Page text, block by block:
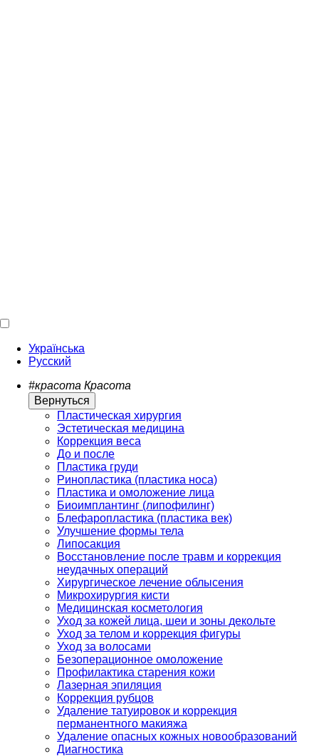
Українська
Русский
#красота Красота
Вернуться
Пластическая хирургия
Эстетическая медицина
Коррекция веса
До и после
Пластика груди
Ринопластика (пластика носа)
Пластика и омоложение лица
Биоимплантинг (липофилинг)
Блефаропластика (пластика век)
Улучшение формы тела
Липосакция
Восстановление после травм и коррекция
неудачных операций
Хирургическое лечение облысения
Микрохирургия кисти
Медицинская косметология
Уход за кожей лица, шеи и зоны декольте
Уход за телом и коррекция фигуры
Уход за волосами
Безоперационное омоложение
Профилактика старения кожи
Лазерная эпиляция
Коррекция рубцов
Удаление татуировок и коррекция
перманентного макияжа
Удаление опасных кожных новообразований
Диагностика